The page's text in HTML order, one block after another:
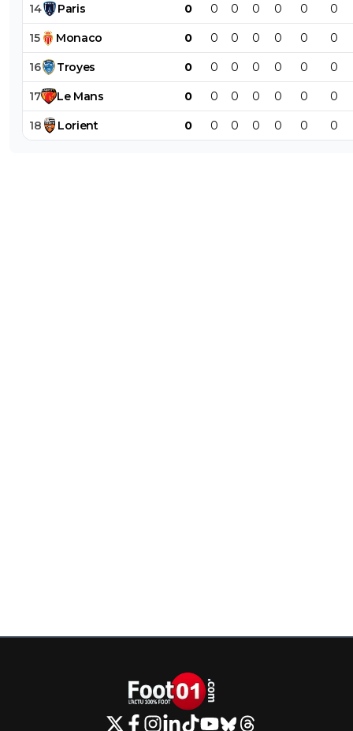
14 Paris 0 0 0 0 0 0 0
15 Monaco 0 0 0 0 0 0 0
16 Troyes 0 0 0 0 0 0 0
17 Le Mans 0 0 0 0 0 0 0
18 Lorient 0 0 0 0 0 0 0